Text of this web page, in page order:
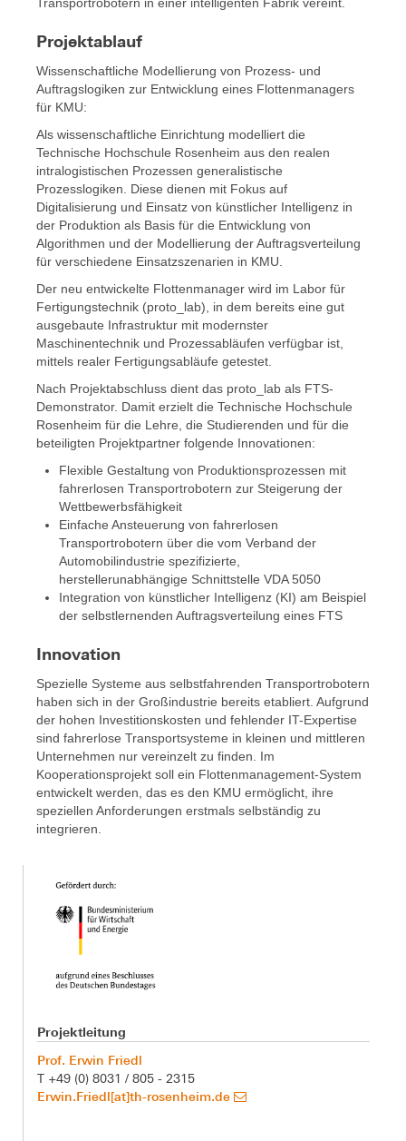
Transportrobotern in einer intelligenten Fabrik vereint.
Projektablauf
Wissenschaftliche Modellierung von Prozess- und
Auftragslogiken zur Entwicklung eines Flottenmanagers
für KMU:
Als wissenschaftliche Einrichtung modelliert die
Technische Hochschule Rosenheim aus den realen
intralogistischen Prozessen generalistische
Prozesslogiken. Diese dienen mit Fokus auf
Digitalisierung und Einsatz von künstlicher Intelligenz in
der Produktion als Basis für die Entwicklung von
Algorithmen und der Modellierung der Auftragsverteilung
für verschiedene Einsatzszenarien in KMU.
Der neu entwickelte Flottenmanager wird im Labor für
Fertigungstechnik (proto_lab), in dem bereits eine gut
ausgebaute Infrastruktur mit modernster
Maschinentechnik und Prozessabläufen verfügbar ist,
mittels realer Fertigungsabläufe getestet.
Nach Projektabschluss dient das proto_lab als FTS-
Demonstrator. Damit erzielt die Technische Hochschule
Rosenheim für die Lehre, die Studierenden und für die
beteiligten Projektpartner folgende Innovationen:
Flexible Gestaltung von Produktionsprozessen mit
fahrerlosen Transportrobotern zur Steigerung der
Wettbewerbsfähigkeit
Einfache Ansteuerung von fahrerlosen
Transportrobotern über die vom Verband der
Automobilindustrie spezifizierte,
herstellerunabhängige Schnittstelle VDA 5050
Integration von künstlicher Intelligenz (KI) am Beispiel
der selbstlernenden Auftragsverteilung eines FTS
Innovation
Spezielle Systeme aus selbstfahrenden Transportrobotern
haben sich in der Großindustrie bereits etabliert. Aufgrund
der hohen Investitionskosten und fehlender IT-Expertise
sind fahrerlose Transportsysteme in kleinen und mittleren
Unternehmen nur vereinzelt zu finden. Im
Kooperationsprojekt soll ein Flottenmanagement-System
entwickelt werden, das es den KMU ermöglicht, ihre
speziellen Anforderungen erstmals selbständig zu
integrieren.
Projektleitung
Prof. Erwin Friedl
T +49 (0) 8031 / 805 - 2315
Erwin.Friedl[at]th-rosenheim.de